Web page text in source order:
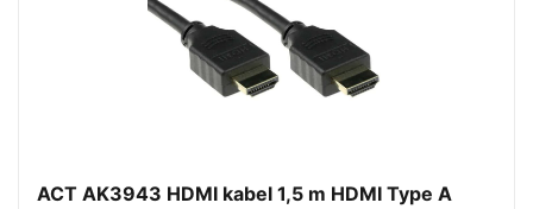
ACT AK3943 HDMI kabel 1,5 m HDMI Type A